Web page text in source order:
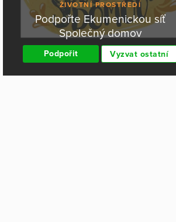
ŽIVOTNÍ PROSTŘEDÍ
Podpořte Ekumenickou síť
Společný domov
Podpořit Vyzvat ostatní